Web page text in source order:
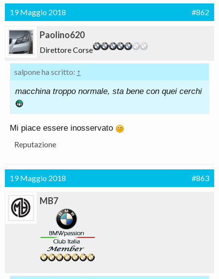
19 Maggio 2018 #862
Paolino620
Direttore Corse
salpone ha scritto: ↑
macchina troppo normale, sta bene con quei cerchi
Mi piace essere inosservato
Reputazione
19 Maggio 2018 #863
MB7